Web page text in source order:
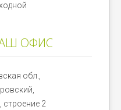
ОФИС
обл.,
строение 2